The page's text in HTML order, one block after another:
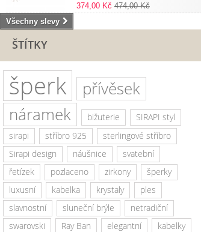
374,00 Kč 474,00 Kč
Všechny slevy
ŠTÍTKY
šperk
přívěsek
náramek
bižuterie
SIRAPI styl
sirapi
stříbro 925
sterlingové stříbro
Sirapi design
náušnice
svatební
řetízek
pozlaceno zirkony
šperky
luxusní
kabelka krystaly
ples
slavnostní
sluneční brýle
netradiční
swarovski
Ray Ban elegantní
kabelky